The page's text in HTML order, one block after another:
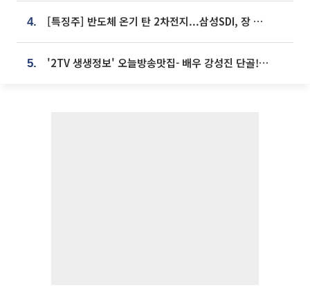
4. [특징주] 반도체 온기 탄 2차전지...삼성SDI, 장 초반 7% 넘게 껑충
5. '2TV 생생정보' 오늘방송맛집- 배우 강성진 단골! 쌀국수ㆍ푸팟퐁 커리 맛집 '블○○○'